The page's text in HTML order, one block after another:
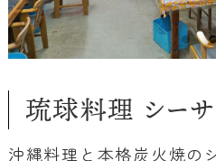
琉球料理 シー
沖縄料理と本格炭火焼の